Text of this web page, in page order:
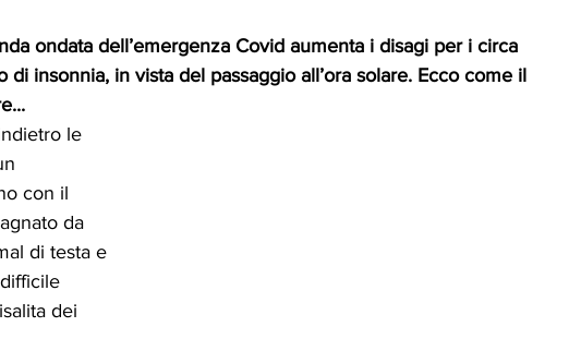
ondata dell’emergenza Covid aumenta i disagi per i circa
insonnia, in vista del passaggio all’ora solare. Ecco come il
le
con il
da
di testa e
dei